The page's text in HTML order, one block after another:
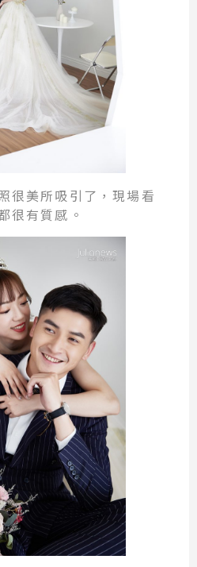
很美所吸引了，現場看
很有質感。